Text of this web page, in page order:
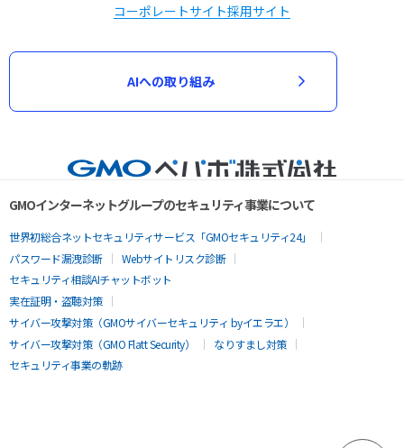
コーポレートサイト採用サイト
AIへの取り組み
GMOインターネットグループのセキュリティ事業について
世界初総合ネットセキュリティサービス「GMOセキュリティ24」
パスワード漏洩診断
Webサイトリスク診断
セキュリティ相談AIチャットボット
実在証明・盗聴対策
サイバー攻撃対策（GMOサイバーセキュリティ byイエラエ）
サイバー攻撃対策（GMO Flatt Security）
なりすまし対策
セキュリティ事業の軌跡